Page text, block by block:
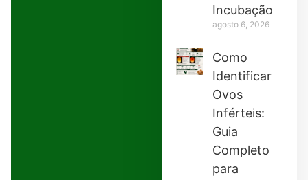
Incubação
agosto 6, 2026
Como
Identificar
Ovos
Inférteis:
Guia
Completo
para